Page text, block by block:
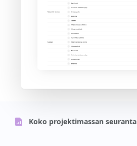
Koko projektimassan seuranta